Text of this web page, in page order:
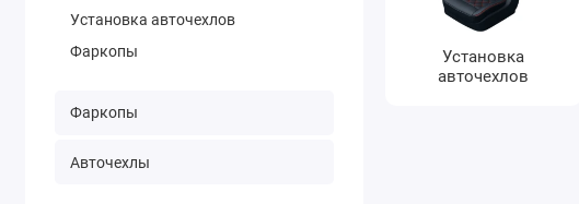
Установка авточехлов
Фаркопы
Фаркопы
Авточехлы
Установка
авточехлов